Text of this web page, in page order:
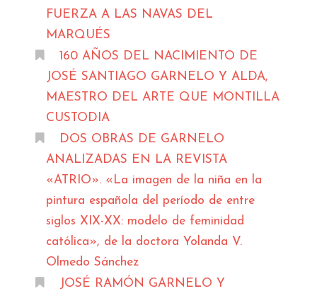
FUERZA A LAS NAVAS DEL
MARQUÉS
160 AÑOS DEL NACIMIENTO DE
JOSÉ SANTIAGO GARNELO Y ALDA,
MAESTRO DEL ARTE QUE MONTILLA
CUSTODIA
DOS OBRAS DE GARNELO
ANALIZADAS EN LA REVISTA
«ATRIO». «La imagen de la niña en la
pintura española del período de entre
siglos XIX-XX: modelo de feminidad
católica», de la doctora Yolanda V.
Olmedo Sánchez
JOSÉ RAMÓN GARNELO Y